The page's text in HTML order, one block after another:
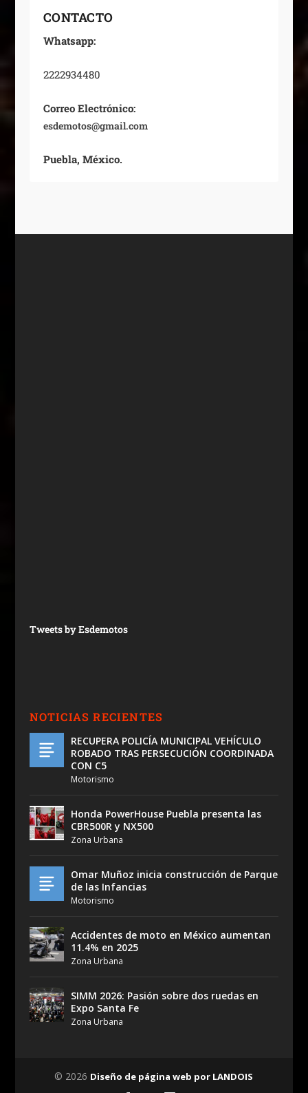
CONTACTO
Whatsapp:
2222934480
Correo Electrónico:
esdemotos@gmail.com
Puebla, México.
Tweets by Esdemotos
NOTICIAS RECIENTES
RECUPERA POLICÍA MUNICIPAL VEHÍCULO
ROBADO TRAS PERSECUCIÓN COORDINADA
CON C5
Motorismo
Honda PowerHouse Puebla presenta las
CBR500R y NX500
Zona Urbana
Omar Muñoz inicia construcción de Parque
de las Infancias
Motorismo
Accidentes de moto en México aumentan
11.4% en 2025
Zona Urbana
SIMM 2026: Pasión sobre dos ruedas en
Expo Santa Fe
Zona Urbana
© 2026 Diseño de página web por LANDOIS